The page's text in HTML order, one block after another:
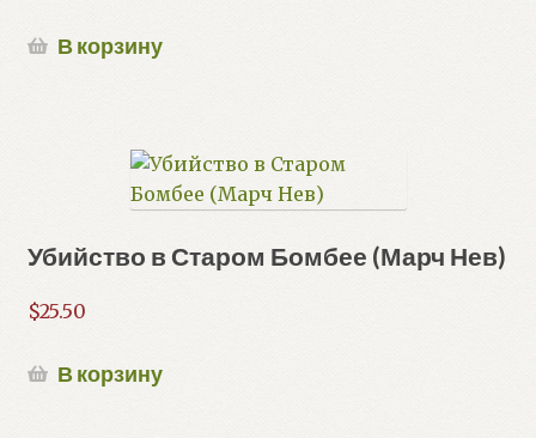
В корзину
Убийство в Старом Бомбее (Марч Нев)
$25.50
В корзину